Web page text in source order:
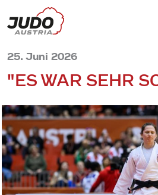
25. Juni 2026
"ES WAR SEHR